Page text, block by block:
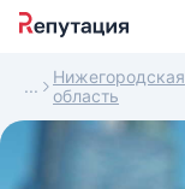
Нижегородская
область